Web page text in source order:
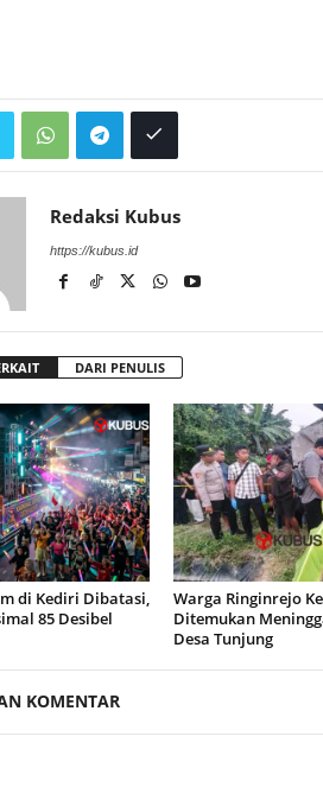
Redaksi Kubus
https://kubus.id
DARI PENULIS
di Kediri Dibatasi,
85 Desibel
Warga Ringinrejo
Ditemukan
Desa Tunjung
KOMENTAR